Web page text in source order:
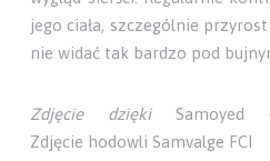
osobników wykryto również
Samoyed
Przed zakupem tej rasy